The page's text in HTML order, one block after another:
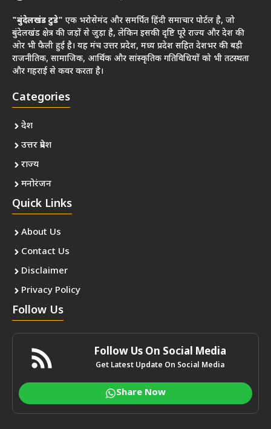
"बुंदेलखंड टुडे" एक भरोसेमंद और समर्पित हिंदी समाचार पोर्टल है, जो
बुंदेलखंड क्षेत्र की जड़ों से जुड़ा है, लेकिन इसकी दृष्टि पूरे राज्य और देश की
ओर भी फैली हुई है। यह मंच उत्तर प्रदेश, मध्य प्रदेश सहित देशभर की बड़ी
राजनीतिक, सामाजिक, आर्थिक और सांस्कृतिक गतिविधियों को भी तटस्थता
और गहराई से कवर करता है।
Categories
देश
उत्तर प्रदेश
राज्य
मनोरंजन
Quick Links
About Us
Contact Us
Disclaimer
Privacy Policy
Follow Us
Follow Us On Social Media
Get Latest Update On Social Media
Share Now